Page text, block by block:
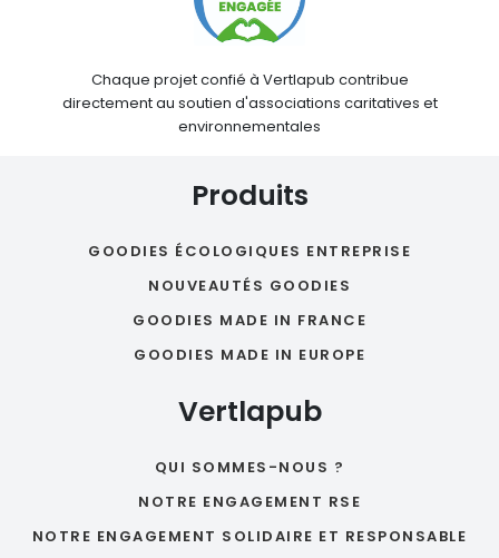
Chaque projet confié à Vertlapub contribue
directement au soutien d'associations caritatives et
environnementales
Produits
GOODIES ÉCOLOGIQUES ENTREPRISE
NOUVEAUTÉS GOODIES
GOODIES MADE IN FRANCE
GOODIES MADE IN EUROPE
Vertlapub
QUI SOMMES-NOUS ?
NOTRE ENGAGEMENT RSE
NOTRE ENGAGEMENT SOLIDAIRE ET RESPONSABLE